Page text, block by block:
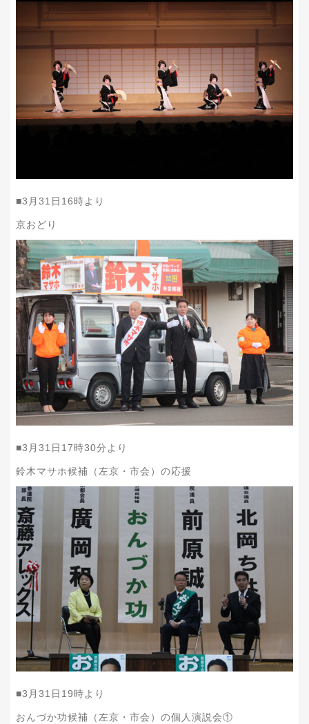
■3 月 31 日 16時より
京おどり
■3 月 31 日 17時30分より
鈴木マサホ候補（左京・市会）の応援
■3 月 31 日 19時より
おんづか功候補（左京・市会）の個人演説会①